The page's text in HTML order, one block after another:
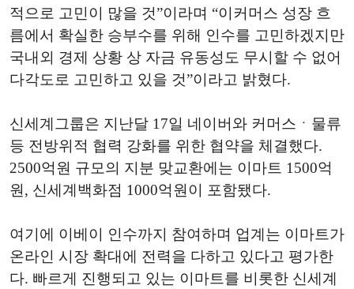
적으로 고민이 많을 것”이라며 “이커머스 성장 흐
름에서 확실한 승부수를 위해 인수를 고민하겠지만
국내외 경제 상황 상 자금 유동성도 무시할 수 없어
다각도로 고민하고 있을 것”이라고 밝혔다.
신세계그룹은 지난달 17일 네이버와 커머스ㆍ물류
등 전방위적 협력 강화를 위한 협약을 체결했다.
2500억원 규모의 지분 맞교환에는 이마트 1500억
원, 신세계백화점 1000억원이 포함됐다.
여기에 이베이 인수까지 참여하며 업계는 이마트가
온라인 시장 확대에 전력을 다하고 있다고 평가한
다. 빠르게 진행되고 있는 이마트를 비롯한 신세계